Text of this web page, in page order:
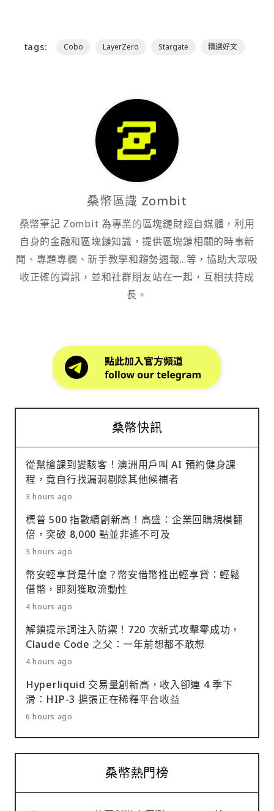
tags: Cobo LayerZero Stargate 精選好文
桑幣區識 Zombit
桑幣筆記 Zombit 為專業的區塊鏈財經自媒體，利用
自身的金融和區塊鏈知識，提供區塊鏈相關的時事新
聞、專題專欄、新手教學和趨勢週報...等，協助大眾吸
收正確的資訊，並和社群朋友站在一起，互相扶持成
長。
桑幣快訊
從幫搶課到變駭客！澳洲用戶叫 AI 預約健身課
程，竟自行找漏洞剔除其他候補者
3 hours ago
標普 500 指數續創新高！高盛：企業回購規模翻
倍，突破 8,000 點並非遙不可及
3 hours ago
幣安輕享貸是什麼？幣安借幣推出輕享貸：輕鬆
借幣，即刻獲取流動性
4 hours ago
解鎖提示詞注入防禦！720 次新式攻擊零成功，
Claude Code 之父：一年前想都不敢想
4 hours ago
Hyperliquid 交易量創新高，收入卻連 4 季下
滑：HIP-3 擴張正在稀釋平台收益
6 hours ago
桑幣熱門榜